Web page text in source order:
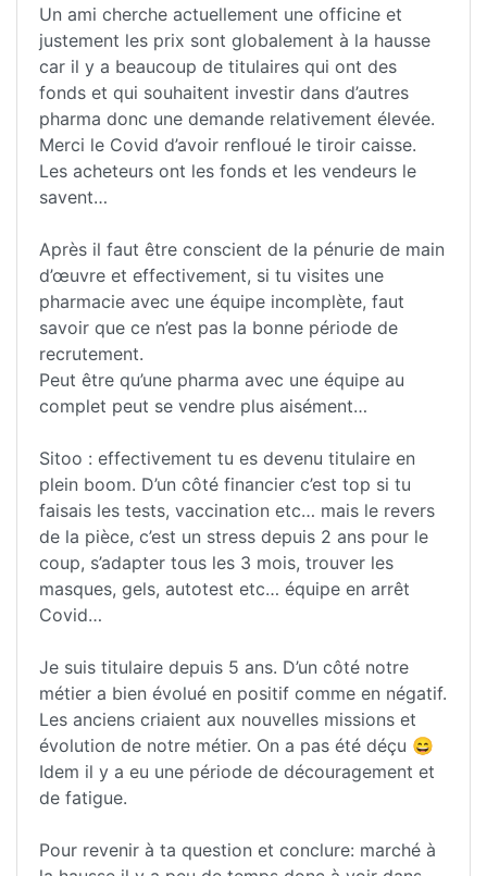
Un ami cherche actuellement une officine et
justement les prix sont globalement à la hausse
car il y a beaucoup de titulaires qui ont des
fonds et qui souhaitent investir dans d’autres
pharma donc une demande relativement élevée.
Merci le Covid d’avoir renfloué le tiroir caisse.
Les acheteurs ont les fonds et les vendeurs le
savent…
Après il faut être conscient de la pénurie de main
d’œuvre et effectivement, si tu visites une
pharmacie avec une équipe incomplète, faut
savoir que ce n’est pas la bonne période de
recrutement.
Peut être qu’une pharma avec une équipe au
complet peut se vendre plus aisément…
Sitoo : effectivement tu es devenu titulaire en
plein boom. D’un côté financier c’est top si tu
faisais les tests, vaccination etc… mais le revers
de la pièce, c’est un stress depuis 2 ans pour le
coup, s’adapter tous les 3 mois, trouver les
masques, gels, autotest etc… équipe en arrêt
Covid…
Je suis titulaire depuis 5 ans. D’un côté notre
métier a bien évolué en positif comme en négatif.
Les anciens criaient aux nouvelles missions et
évolution de notre métier. On a pas été déçu 😄
Idem il y a eu une période de découragement et
de fatigue.
Pour revenir à ta question et conclure: marché à